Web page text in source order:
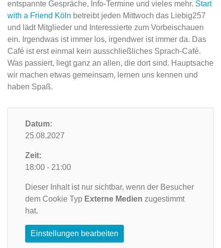
entspannte Gespräche, Info-Termine und vieles mehr. Start
with a Friend Köln betreibt jeden Mittwoch das Liebig257
und lädt Mitglieder und Interessierte zum Vorbeischauen
ein. Irgendwas ist immer los, irgendwer ist immer da. Das
Café ist erst einmal kein ausschließliches Sprach-Café.
Was passiert, liegt ganz an allen, die dort sind. Hauptsache
wir machen etwas gemeinsam, lernen uns kennen und
haben Spaß.
Datum:
25.08.2027
Zeit:
18:00 - 21:00
Dieser Inhalt ist nur sichtbar, wenn der Besucher
dem Cookie Typ Externe Medien zugestimmt
hat.
Einstellungen bearbeiten